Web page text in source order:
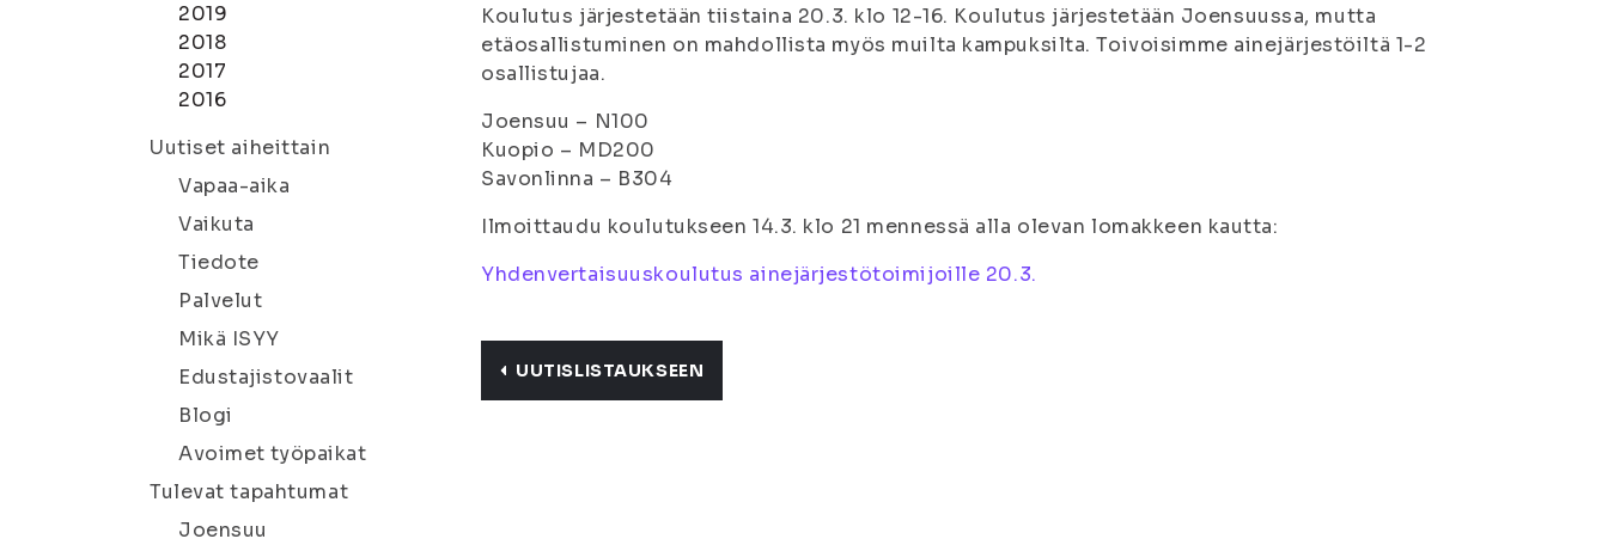
2019
2018
2017
2016
Uutiset aiheittain
Vapaa-aika
Vaikuta
Tiedote
Palvelut
Mikä ISYY
Edustajistovaalit
Blogi
Avoimet työpaikat
Tulevat tapahtumat
Joensuu
Koulutus järjestetään tiistaina 20.3. klo 12-16. Koulutus järjestetään Joensuussa, mutta
etäosallistuminen on mahdollista myös muilta kampuksilta. Toivoisimme ainejärjestöiltä 1-2
osallistujaa.
Joensuu – N100
Kuopio – MD200
Savonlinna – B304
Ilmoittaudu koulutukseen 14.3. klo 21 mennessä alla olevan lomakkeen kautta:
Yhdenvertaisuuskoulutus ainejärjestötoimijoille 20.3.
UUTISLISTAUKSEEN